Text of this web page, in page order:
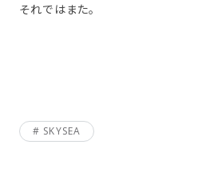
それではまた。
SKYSEA